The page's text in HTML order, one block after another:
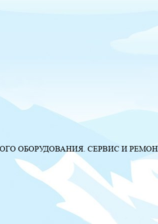
ОБОРУДОВАНИЯ. СЕРВИС И